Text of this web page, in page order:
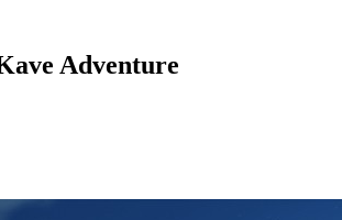
Adventure